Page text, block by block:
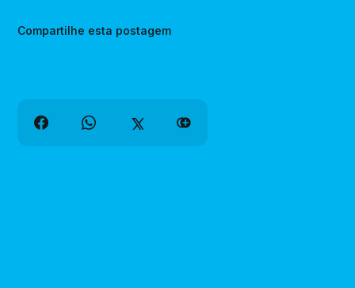
Compartilhe esta postagem